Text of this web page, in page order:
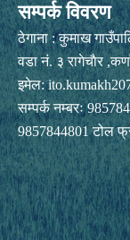
सम्पर्क विवरण
ठेगाना : कुमाख
वडा नं. ३ रागेचाैर
इमेल:
सम्पर्क नम्बरः
9857844801 टोल